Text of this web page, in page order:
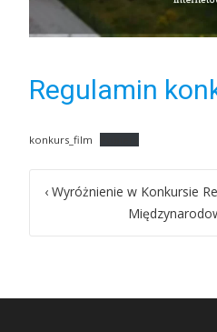
Regulamin
konkurs_film
Post
navigation
‹ Wyróżnienie w Konkursie